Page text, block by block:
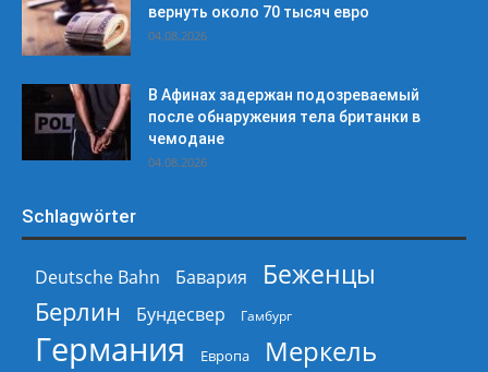
вернуть около 70 тысяч евро
04.08.2026
В Афинах задержан подозреваемый
после обнаружения тела британки в
чемодане
04.08.2026
Schlagwörter
Deutsche Bahn Бавария
Беженцы
Берлин
Бундесвер Гамбург
Германия Европа Меркель